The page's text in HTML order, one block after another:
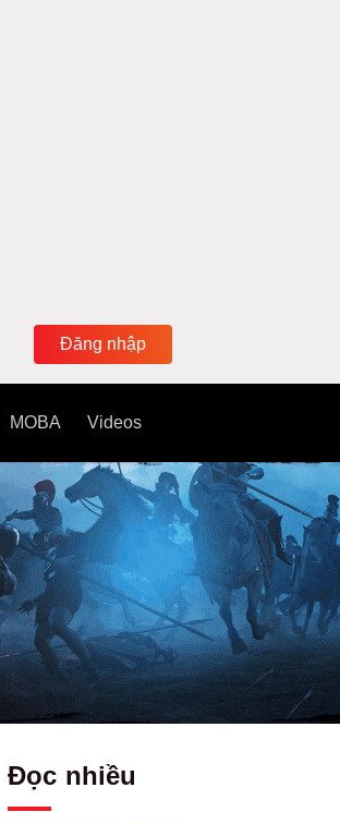
Đăng nhập
MOBA Videos
Đọc nhiều